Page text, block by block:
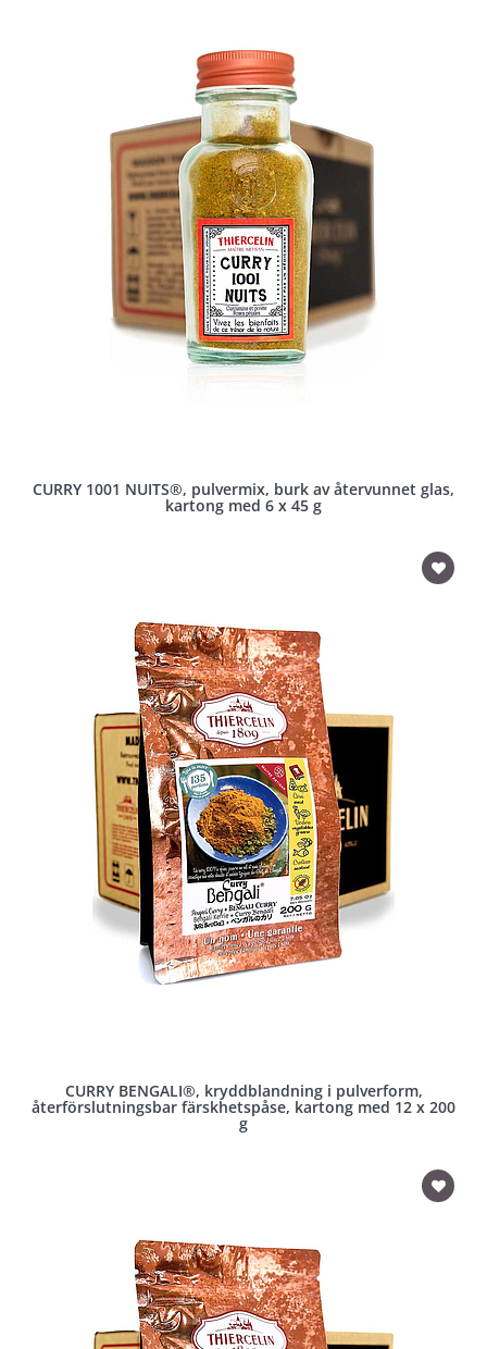
CURRY 1001 NUITS®, pulvermix, burk av återvunnet glas,
kartong med 6 x 45 g
CURRY BENGALI®, kryddblandning i pulverform,
återförslutningsbar färskhetspåse, kartong med 12 x 200
g